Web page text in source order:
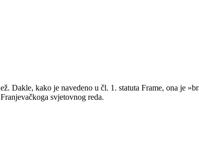
Dakle, kako je navedeno u čl. 1. statuta Frame, ona je
svjetovnog reda.